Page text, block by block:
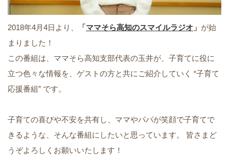
2018年4月4日より、 「ママそら高知のスマイルラジオ 」 が始
まりました！
この番組は、ママそら高知支部代表の玉井が、子育てに役に
立つ色々な情報を、ゲストの方と共にご紹介していく “子育て
応援番組” です。
子育ての喜びや不安を共有し、ママやパパが笑顔で子育てで
きるような、そんな番組にしたいと思っています。 皆さまど
うぞよろしくお願いいたします！